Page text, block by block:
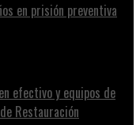
en prisión preventiva
efectivo y equipos de
Restauración